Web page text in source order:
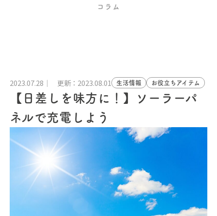
コラム
2023.07.28 更新：2023.08.01 生活情報 お役立ちアイテム
【日差しを味方に！】ソーラーパ
ネルで充電しよう